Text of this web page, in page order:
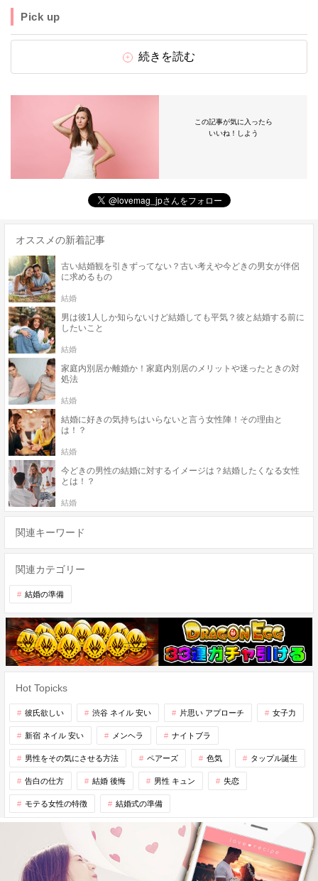
Pick up
続きを読む
この記事が気に入ったら
いいね！しよう
オススメの新着記事
古い結婚観を引きずってない？古い考えや今どきの男女が伴侶
に求めるもの
結婚
男は彼1人しか知らないけど結婚しても平気？彼と結婚する前に
したいこと
結婚
家庭内別居か離婚か！家庭内別居のメリットや迷ったときの対
処法
結婚
結婚に好きの気持ちはいらないと言う女性陣！その理由と
は！？
結婚
今どきの男性の結婚に対するイメージは？結婚したくなる女性
とは！？
結婚
関連キーワード
関連カテゴリー
結婚の準備
Hot Topicks
彼氏欲しい 渋谷 ネイル 安い 片思い アプローチ 女子力
新宿 ネイル 安い メンヘラ ナイトブラ
男性をその気にさせる方法 ペアーズ 色気 タップル誕生
告白の仕方 結婚 後悔 男性 キュン 失恋
モテる女性の特徴 結婚式の準備